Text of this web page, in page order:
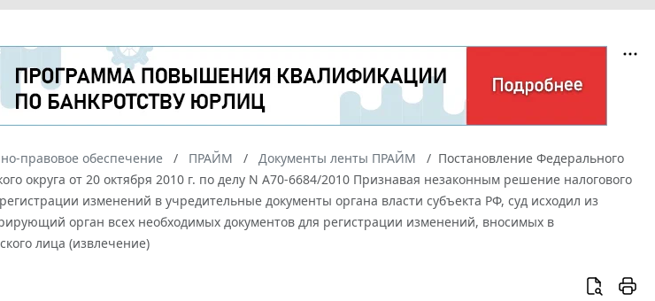
правовое обеспечение ПРАЙМ Документы ленты ПРАЙМ
Постановление Федерального
округа от 20 октября 2010 г. по делу N А70-6684/2010 Признавая незаконным решение налогового
изменений в учредительные документы органа власти субъекта РФ, суд исходил из
орган всех необходимых документов для регистрации изменений, вносимых в
лица (извлечение)